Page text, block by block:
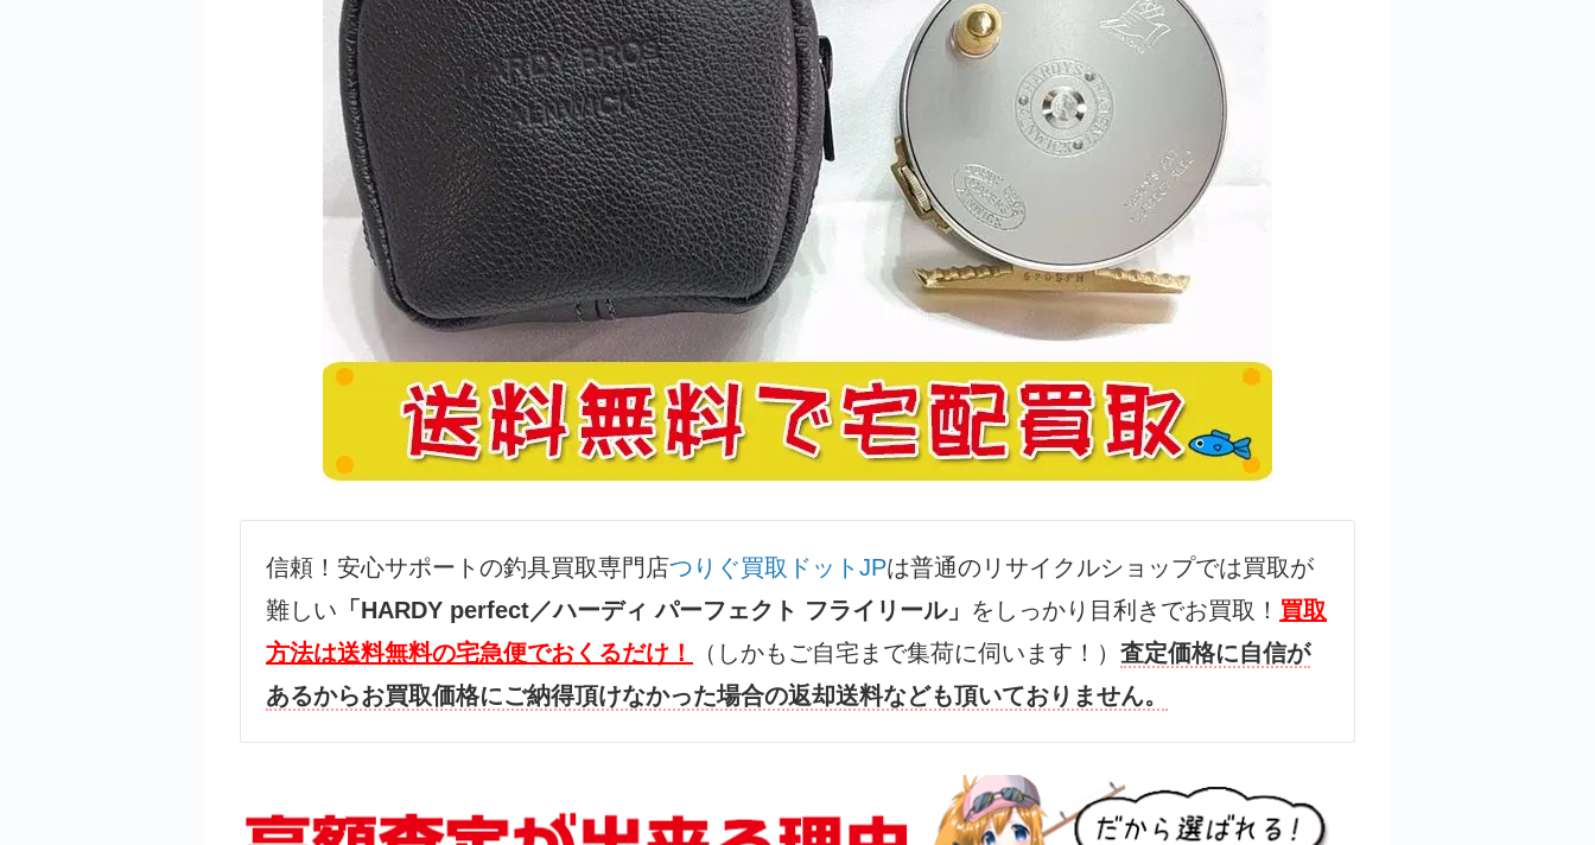
信頼！安心サポートの釣具買取専門店つりぐ買取ドットJPは普通のリサイクルショップでは買取が
難しい 「HARDY perfect／ハーディ パーフェクト フライリール」 をしっかり目利きでお買取！ 買取
方法は送料無料の宅急便でおくるだけ！
（しかもご自宅まで集荷に伺います！） 査定価格に自信が
あるからお買取価格にご納得頂けなかった場合の返却送料なども頂いておりません。